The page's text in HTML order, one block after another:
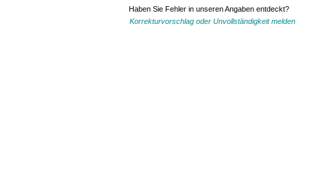
Haben Sie Fehler in unseren Angaben entdeckt?
Korrekturvorschlag oder Unvollständigkeit melden